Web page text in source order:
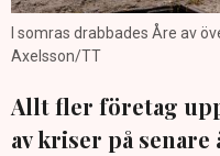
I somras drabbades Åre av
Axelsson/TT
Allt fler företag
av kriser på senare